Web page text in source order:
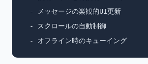
  - メッセージの楽観的UI更新
  - スクロールの自動制御
  - オフライン時のキューイング